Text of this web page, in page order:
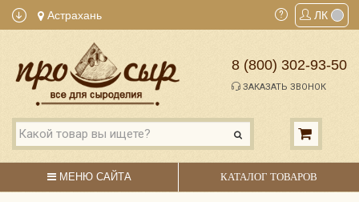
Астрахань ЛК
8 (800) 302-93-50
ЗАКАЗАТЬ ЗВОНОК
МЕНЮ САЙТА КАТАЛОГ ТОВАРОВ